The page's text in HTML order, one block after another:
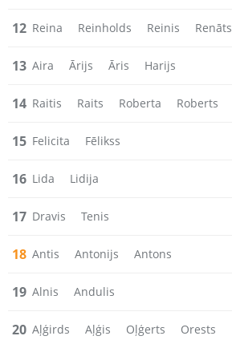
12 Reina Reinholds Reinis Renāts
13 Aira Ārijs Āris Harijs
14 Raitis Raits Roberta Roberts
15 Felicita Fēlikss
16 Lida Lidija
17 Dravis Tenis
18 Antis Antonijs Antons
19 Alnis Andulis
20 Aļģirds Aļģis Oļģerts Orests